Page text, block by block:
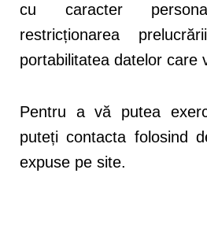
cu caracter
restricționarea
portabilitatea datelor care
Pentru a vă putea
puteți contacta folosind
expuse pe site.